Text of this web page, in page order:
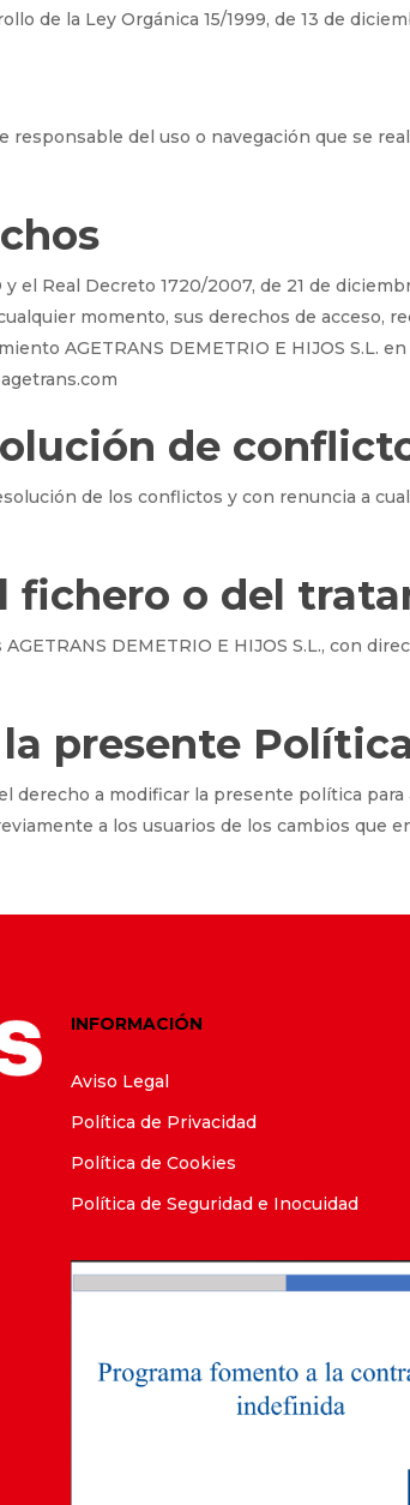
de la Ley Orgánica 15/1999, de 13 de
responsable del uso o navegación que se
el Real Decreto 1720/2007, de 21 de
momento, sus derechos de acceso,
AGETRANS DEMETRIO E HIJOS S.L.
de
de los conflictos y con renuncia a
fichero o del
DEMETRIO E HIJOS S.L., con
presente
derecho a modificar la presente política
a los usuarios de los cambios que
INFORMACIÓN
Aviso Legal
Política de Privacidad
Política de Cookies
Política de Seguridad e Inocuidad